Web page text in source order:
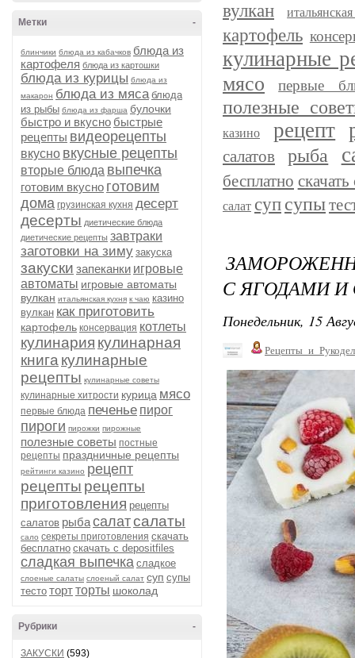
-
Метки
блинчики блюда из кабачков блюда из
картофеля блюда из картошки
блюда из курицы блюда из
макарон блюда из мяса блюда
из рыбы блюда из фарша булочки
быстро и вкусно быстрые
рецепты видеорецепты
вкусно вкусные рецепты
вторые блюда выпечка
готовим вкусно готовим
дома грузинская кухня десерт
десерты диетические блюда
диетические рецепты завтраки
заготовки на зиму закуска
закуски запеканки игровые
автоматы игровые автоматы
вулкан итальянская кухня к чаю казино
вулкан как приготовить
картофель консервация котлеты
кулинария кулинарная
книга кулинарные
рецепты кулинарные советы
кулинарные хитрости курица мясо
первые блюда печенье пирог
пироги пирожки пирожные
полезные советы постные
рецепты праздничные рецепты
рейтинги казино рецепт
рецепты рецепты
приготовления рецепты
салатов рыбасалатсалаты
сало секреты приготовления скачать
бесплатно скачать с depositfiles
сладкая выпечка сладкое
слоеные салаты слоеный салат суп супы
тесто тортторты шоколад
-
Рубрики
ЗАКУСКИ (593)
вулкан
картофель
кулинарные
мясо
первые
полезные
казино рецепт
салатов рыба
бесплатно
салат суп супы
С ЯГОДАМИ
Понедельник, 15